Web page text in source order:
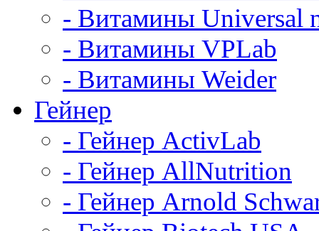
- Витамины Universal
- Витамины VPLab
- Витамины Weider
Гейнер
- Гейнер ActivLab
- Гейнер AllNutrition
- Гейнер Arnold